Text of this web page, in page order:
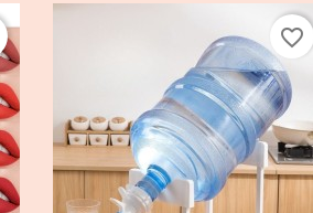
favorite_border